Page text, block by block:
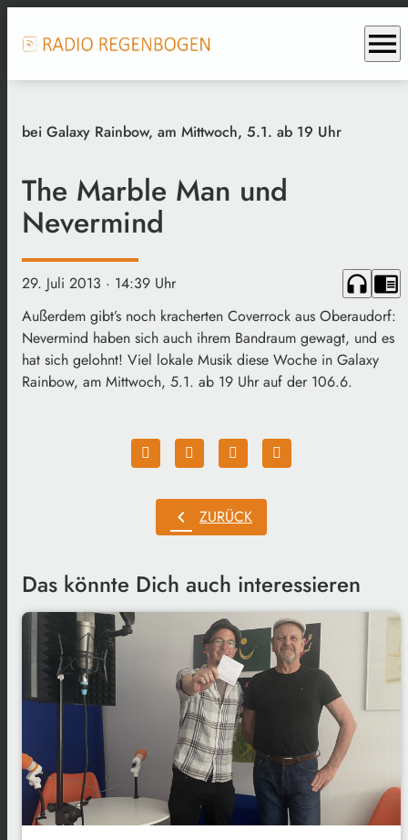
menu
bei Galaxy Rainbow, am Mittwoch, 5.1. ab 19 Uhr
The Marble Man und
Nevermind
29. Juli 2013 · 14:39 Uhr headphones chrome_reader_mode
Außerdem gibt’s noch kracherten Coverrock aus Oberaudorf:
Nevermind haben sich auch ihrem Bandraum gewagt, und es
hat sich gelohnt! Viel lokale Musik diese Woche in Galaxy
Rainbow, am Mittwoch, 5.1. ab 19 Uhr auf der 106.6.
chevron_left ZURÜCK
Das könnte Dich auch interessieren